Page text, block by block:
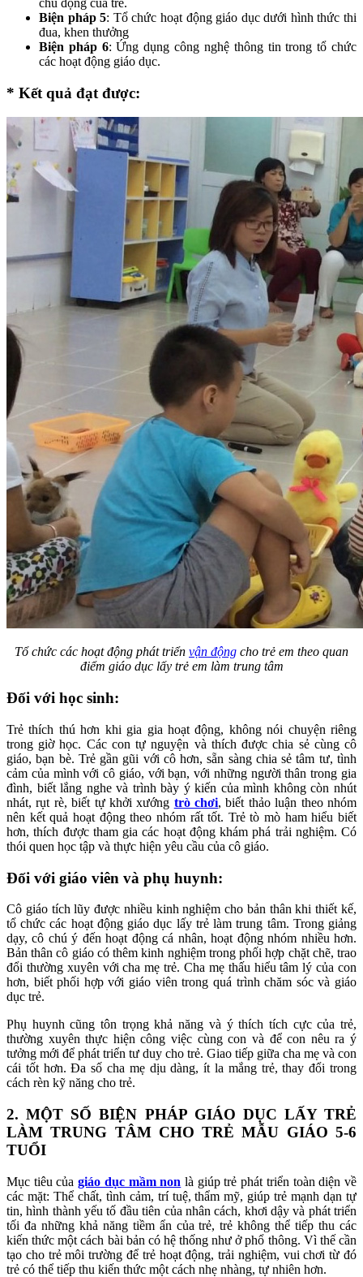
chủ động của trẻ.
Biện pháp 5: Tổ chức hoạt động giáo dục dưới hình thức thi
đua, khen thưởng
Biện pháp 6: Ứng dụng công nghệ thông tin trong tổ chức
các hoạt động giáo dục.
* Kết quả đạt được:
Tổ chức các hoạt động phát triển vận động cho trẻ em theo quan
điểm giáo dục lấy trẻ em làm trung tâm
Đối với học sinh:
Trẻ thích thú hơn khi gia gia hoạt động, không nói chuyện riêng
trong giờ học. Các con tự nguyện và thích được chia sẻ cùng cô
giáo, bạn bè. Trẻ gần gũi với cô hơn, sẵn sàng chia sẻ tâm tư, tình
cảm của mình với cô giáo, với bạn, với những người thân trong gia
đình, biết lắng nghe và trình bày ý kiến của mình không còn nhút
nhát, rụt rè, biết tự khởi xướng trò chơi, biết thảo luận theo nhóm
nên kết quả hoạt động theo nhóm rất tốt. Trẻ tò mò ham hiểu biết
hơn, thích được tham gia các hoạt động khám phá trải nghiệm. Có
thói quen học tập và thực hiện yêu cầu của cô giáo.
Đối với giáo viên và phụ huynh:
Cô giáo tích lũy được nhiều kinh nghiệm cho bản thân khi thiết kế,
tổ chức các hoạt động giáo dục lấy trẻ làm trung tâm. Trong giảng
dạy, cô chú ý đến hoạt động cá nhân, hoạt động nhóm nhiều hơn.
Bản thân cô giáo có thêm kinh nghiệm trong phối hợp chặt chẽ, trao
đổi thường xuyên với cha mẹ trẻ. Cha mẹ thấu hiểu tâm lý của con
hơn, biết phối hợp với giáo viên trong quá trình chăm sóc và giáo
dục trẻ.
Phụ huynh cũng tôn trọng khả năng và ý thích tích cực của trẻ,
thường xuyên thực hiện công việc cùng con và để con nêu ra ý
tưởng mới để phát triển tư duy cho trẻ. Giao tiếp giữa cha mẹ và con
cái tốt hơn. Đa số cha mẹ dịu dàng, ít la mắng trẻ, thay đổi trong
cách rèn kỹ năng cho trẻ.
2. MỘT SỐ BIỆN PHÁP GIÁO DỤC LẤY TRẺ
LÀM TRUNG TÂM CHO TRẺ MẪU GIÁO 5-6
TUỔI
Mục tiêu củagiáo dục mầm non là giúp trẻ phát triển toàn diện về
các mặt: Thể chất, tình cảm, trí tuệ, thẩm mỹ, giúp trẻ mạnh dạn tự
tin, hình thành yếu tố đầu tiên của nhân cách, khơi dậy và phát triển
tối đa những khả năng tiềm ẩn của trẻ, trẻ không thể tiếp thu các
kiến thức một cách bài bản có hệ thống như ở phổ thông. Vì thế cần
tạo cho trẻ môi trường để trẻ hoạt động, trải nghiệm, vui chơi từ đó
trẻ có thể tiếp thu kiến thức một cách nhẹ nhàng, tự nhiên hơn.